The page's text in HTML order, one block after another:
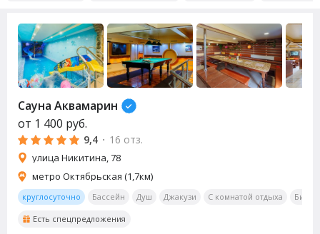
Сауна Аквамарин
от 1 400 руб.
9,4 · 16 отз.
улица Никитина, 78
метро Октябрьская (1,7км)
круглосуточно Бассейн Душ Джакузи С комнатой отдыха
Есть спецпредложения